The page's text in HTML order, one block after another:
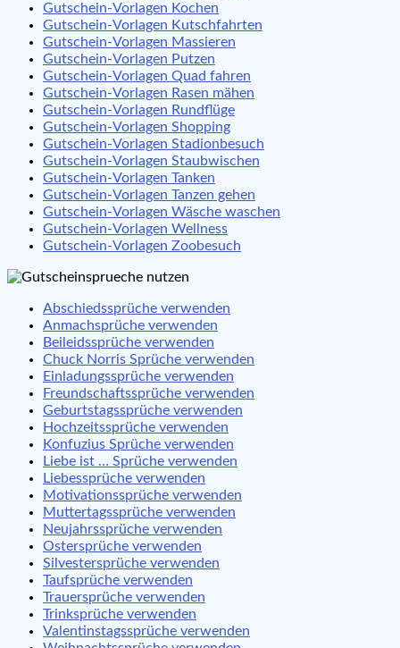
Gutschein-Vorlagen Kochen
Gutschein-Vorlagen Kutschfahrten
Gutschein-Vorlagen Massieren
Gutschein-Vorlagen Putzen
Gutschein-Vorlagen Quad fahren
Gutschein-Vorlagen Rasen mähen
Gutschein-Vorlagen Rundflüge
Gutschein-Vorlagen Shopping
Gutschein-Vorlagen Stadionbesuch
Gutschein-Vorlagen Staubwischen
Gutschein-Vorlagen Tanken
Gutschein-Vorlagen Tanzen gehen
Gutschein-Vorlagen Wäsche waschen
Gutschein-Vorlagen Wellness
Gutschein-Vorlagen Zoobesuch
Abschiedssprüche verwenden
Anmachsprüche verwenden
Beileidssprüche verwenden
Chuck Norris Sprüche verwenden
Einladungssprüche verwenden
Freundschaftssprüche verwenden
Geburtstagssprüche verwenden
Hochzeitssprüche verwenden
Konfuzius Sprüche verwenden
Liebe ist … Sprüche verwenden
Liebessprüche verwenden
Motivationssprüche verwenden
Muttertagssprüche verwenden
Neujahrssprüche verwenden
Ostersprüche verwenden
Silvestersprüche verwenden
Taufsprüche verwenden
Trauersprüche verwenden
Trinksprüche verwenden
Valentinstagssprüche verwenden